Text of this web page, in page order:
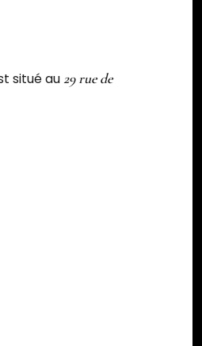
situé au29 rue de